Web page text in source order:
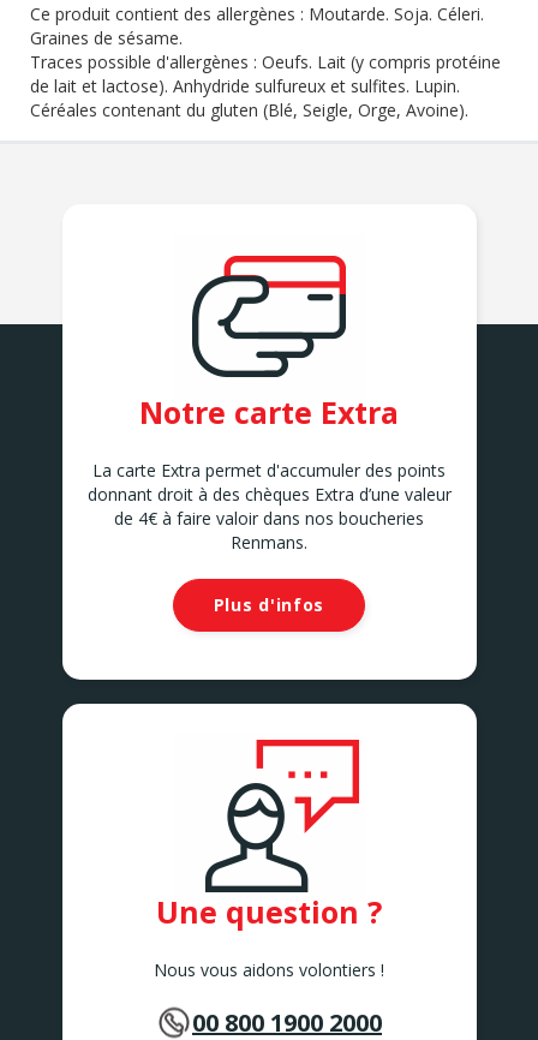
Ce produit contient des allergènes : Moutarde. Soja. Céleri.
Graines de sésame.
Traces possible d'allergènes : Oeufs. Lait (y compris protéine
de lait et lactose). Anhydride sulfureux et sulfites. Lupin.
Céréales contenant du gluten (Blé, Seigle, Orge, Avoine).
Notre carte Extra
La carte Extra permet d'accumuler des points
donnant droit à des chèques Extra d’une valeur
de 4€ à faire valoir dans nos boucheries
Renmans.
Plus d'infos
Une question ?
Nous vous aidons volontiers !
00 800 1900 2000